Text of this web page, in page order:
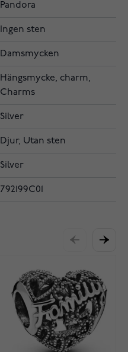
Pandora
Ingen sten
Damsmycken
Hängsmycke, charm,
Charms
Silver
Djur, Utan sten
Silver
792199C01